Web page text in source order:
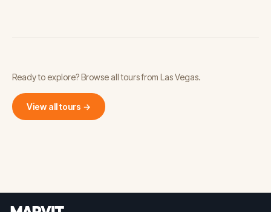
Ready to explore? Browse all tours from Las Vegas.
View all tours →